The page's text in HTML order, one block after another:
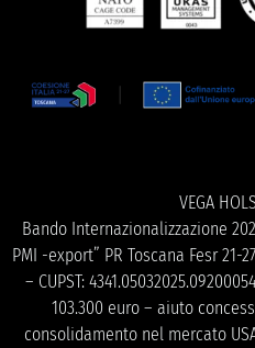
VEGA
Bando Internazionalizzazione
PMI -export” PR Toscana Fesr 21-
– CUPST:
103.300 euro – aiuto
consolidamento nel mercato